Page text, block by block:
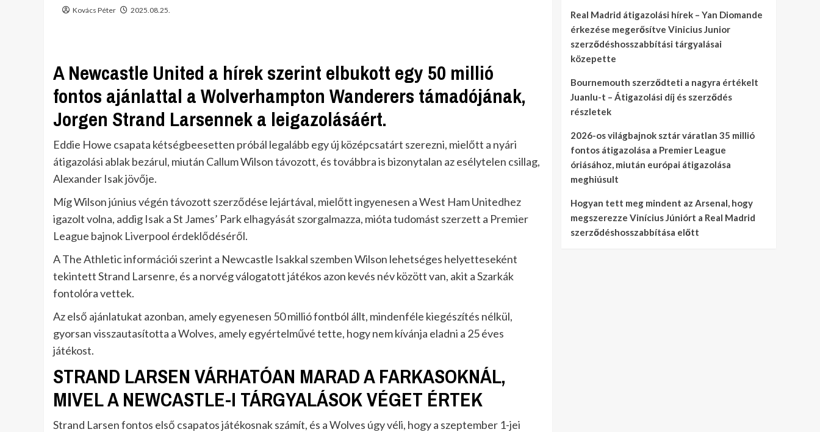
Kovács Péter 2025.08.25.
A Newcastle United a hírek szerint elbukott egy 50 millió
fontos ajánlattal a Wolverhampton Wanderers támadójának,
Jorgen Strand Larsennek a leigazolásáért.
Eddie Howe csapata kétségbeesetten próbál legalább egy új középcsatárt szerezni, mielőtt a nyári
átigazolási ablak bezárul, miután Callum Wilson távozott, és továbbra is bizonytalan az esélytelen csillag,
Alexander Isak jövője.
Míg Wilson június végén távozott szerződése lejártával, mielőtt ingyenesen a West Ham Unitedhez
igazolt volna, addig Isak a St James’ Park elhagyását szorgalmazza, mióta tudomást szerzett a Premier
League bajnok Liverpool érdeklődéséről.
A The Athletic információi szerint a Newcastle Isakkal szemben Wilson lehetséges helyetteseként
tekintett Strand Larsenre, és a norvég válogatott játékos azon kevés név között van, akit a Szarkák
fontolóra vettek.
Az első ajánlatukat azonban, amely egyenesen 50 millió fontból állt, mindenféle kiegészítés nélkül,
gyorsan visszautasította a Wolves, amely egyértelművé tette, hogy nem kívánja eladni a 25 éves
játékost.
STRAND LARSEN VÁRHATÓAN MARAD A FARKASOKNÁL,
MIVEL A NEWCASTLE-I TÁRGYALÁSOK VÉGET ÉRTEK
Strand Larsen fontos első csapatos játékosnak számít, és a Wolves úgy véli, hogy a szeptember 1-jei
Real Madrid átigazolási hírek – Yan Diomande
érkezése megerősítve Vinicius Junior
szerződéshosszabbítási tárgyalásai
közepette
Bournemouth szerződteti a nagyra értékelt
Juanlu-t – Átigazolási díj és szerződés
részletek
2026-os világbajnok sztár váratlan 35 millió
fontos átigazolása a Premier League
óriásához, miután európai átigazolása
meghiúsult
Hogyan tett meg mindent az Arsenal, hogy
megszerezze Vinícius Júniórt a Real Madrid
szerződéshosszabbítása előtt